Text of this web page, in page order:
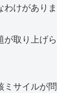
けがありま
取り上げ
サイルが